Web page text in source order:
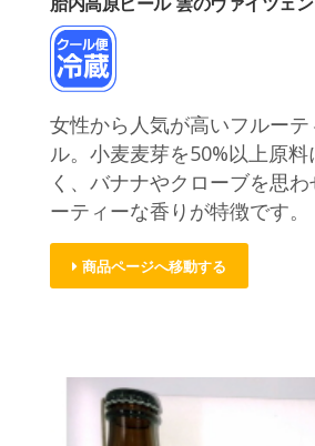
女性から人気が高いフルー
ル。小麦麦芽を50%以上原
く、バナナやクローブを思
ーティーな香りが特徴です。
商品ページへ移動する